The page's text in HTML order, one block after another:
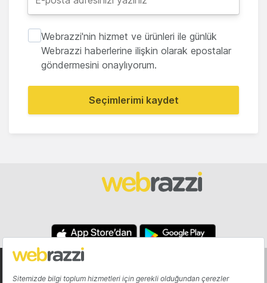
Webrazzi'nin hizmet ve ürünleri ile günlük
Webrazzi haberlerine ilişkin olarak epostalar
göndermesini onaylıyorum.
Seçimlerimi kaydet